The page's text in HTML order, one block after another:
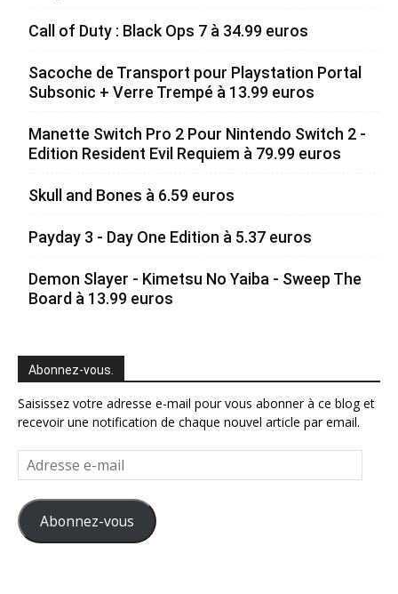
Call of Duty : Black Ops 7 à 34.99 euros
Sacoche de Transport pour Playstation Portal
Subsonic + Verre Trempé à 13.99 euros
Manette Switch Pro 2 Pour Nintendo Switch 2 -
Edition Resident Evil Requiem à 79.99 euros
Skull and Bones à 6.59 euros
Payday 3 - Day One Edition à 5.37 euros
Demon Slayer - Kimetsu No Yaiba - Sweep The
Board à 13.99 euros
Abonnez-vous.
Saisissez votre adresse e-mail pour vous abonner à ce blog et
recevoir une notification de chaque nouvel article par email.
Adresse
e-
mail
Abonnez-vous